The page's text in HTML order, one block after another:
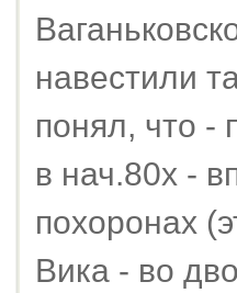
навестили
понял, что -
в нач.80х -
похоронах
Вика - во